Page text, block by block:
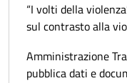
“I volti della
sul contrasto alla
Amministrazione
pubblica dati e